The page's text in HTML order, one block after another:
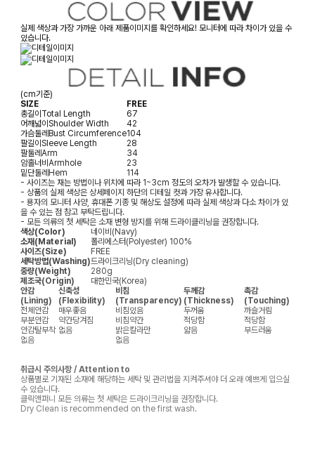
실제 색상과 가장 가까운 아래 제품이미지를 확인하세요! 모니터에 따라 차이가 있을 수
있습니다.
(cm기준)
SIZE
FREE
총길이Total Length
67
어깨넓이Shoulder Width
42
가슴둘레Bust Circumference104
팔길이Sleeve Length
28
팔둘레Arm
34
암홀너비Armhole
23
밑단둘레Hem
114
- 사이즈는 재는 방법이나 위치에 따라 1~3cm 정도의 오차가 발생할 수 있습니다.
- 상품의 실제 색상은 상세페이지 하단의 디테일 컷과 가장 유사합니다.
- 용자의 모니터 사양, 휴대폰 기종 및 해상도 설정에 따라 실제 색상과 다소 차이가 있
을 수 있는 점 참고 부탁드립니다.
- 모든 의류의 첫 세탁은 소재 변형 방지를 위해 드라이클리닝을 권장합니다.
색상(Color)
네이비(Navy)
소재(Material)
폴리에스터(Polyester) 100%
사이즈(Size)
FREE
세탁방법(Washing)드라이크리닝(Dry cleaning)
중량(Weight)
280g
제조국(Origin)
대한민국(Korea)
안감
(Lining)
신축성
(Flexibility)
비침
(Transparency)
두께감
(Thickness)
촉감
(Touching)
전체안감
매우좋음 비침있음 두꺼움
까슬거림
부분안감
약간당겨짐 비침약간 적당함
적당함
안감탈부착 없음 밝은칼라만 얇음
부드러움
없음
없음
취급시 주의사항 / Attention to
상품별로 기재된 소재에 해당하는 세탁 및 관리법을 지켜주셔야 더 오래 예쁘게 입으실
수 있습니다.
클릭앤퍼니 모든 의류는 첫 세탁은 드라이크리닝을 권장합니다.
Dry Clean is recommended on the first wash.